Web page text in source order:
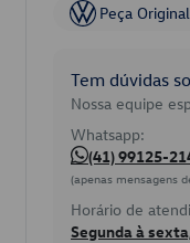
Peça
Tem dúvidas
Nossa equipe
Whatsapp:
(41) 99125-
(apenas mensagens
Horário de
Segunda à